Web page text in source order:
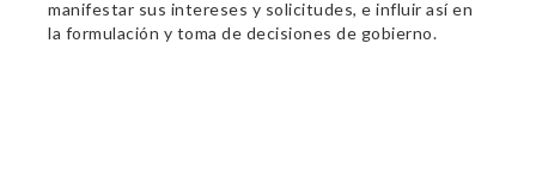
manifestar sus intereses y solicitudes, e influir así en
la formulación y toma de decisiones de gobierno.